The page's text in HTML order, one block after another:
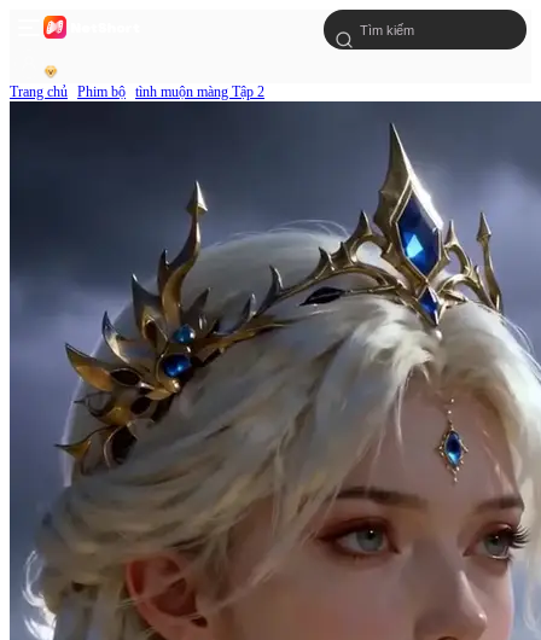
Trang chủ Phim bộ tình muộn màng Tập 2